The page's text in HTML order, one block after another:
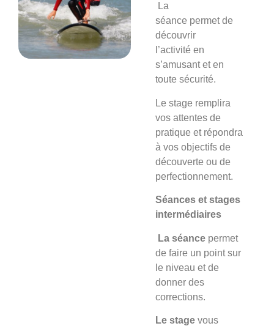
La
séance permet de
découvrir
l’activité en
s’amusant et en
toute sécurité.
Le stage remplira
vos attentes de
pratique et répondra
à vos objectifs de
découverte ou de
perfectionnement.
Séances et stages
intermédiaires
La séance permet
de faire un point sur
le niveau et de
donner des
corrections.
Le stage vous